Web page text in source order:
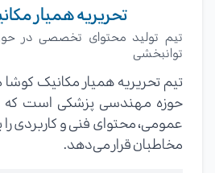
تحریریه همیار
تیم تولید محتوای تخصصی در
توانبخشی
تیم تحریریه همیار مکانیک
حوزه مهندسی پزشکی است که
عمومی، محتوای فنی و کاربردی را
مخاطبان قرار می‌دهد.